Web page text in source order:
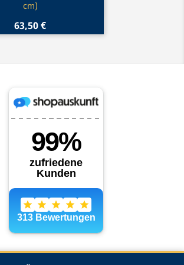
cm)
63,50 €